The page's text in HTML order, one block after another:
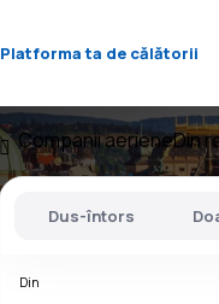
Platforma ta de călătorii
Companii aerieneDin
Dus-întors
Din